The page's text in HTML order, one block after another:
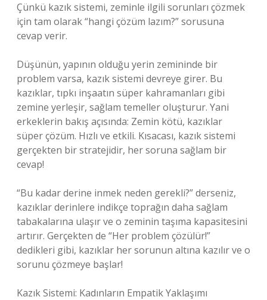
Çünkü kazık sistemi, zeminle ilgili sorunları çözmek
için tam olarak “hangi çözüm lazım?” sorusuna
cevap verir.
Düşünün, yapının olduğu yerin zemininde bir
problem varsa, kazık sistemi devreye girer. Bu
kazıklar, tıpkı inşaatın süper kahramanları gibi
zemine yerleşir, sağlam temeller oluşturur. Yani
erkeklerin bakış açısında: Zemin kötü, kazıklar
süper çözüm. Hızlı ve etkili. Kısacası, kazık sistemi
gerçekten bir stratejidir, her soruna sağlam bir
cevap!
“Bu kadar derine inmek neden gerekli?” derseniz,
kazıklar derinlere indikçe toprağın daha sağlam
tabakalarına ulaşır ve o zeminin taşıma kapasitesini
artırır. Gerçekten de “Her problem çözülür!”
dedikleri gibi, kazıklar her sorunun altına kazılır ve o
sorunu çözmeye başlar!
Kazık Sistemi: Kadınların Empatik Yaklaşımı